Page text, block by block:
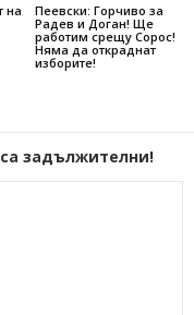
на
Пеевски: Горчиво за
Радев и Доган! Ще
работим срещу Сорос!
Няма да откраднат
изборите!
задължителни!